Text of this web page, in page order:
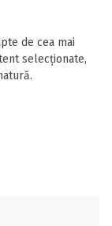
de cea mai
selecționate,